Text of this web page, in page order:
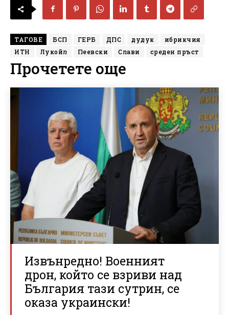
ТАГОВЕ БСП ГЕРБ ДПС дудук
ибрикчия
ИТН
Лукойл Пеевски Слави среден пръст
Прочетете още
Извънредно! Военният
дрон, който се взриви над
България тази сутрин, се
оказа украински!